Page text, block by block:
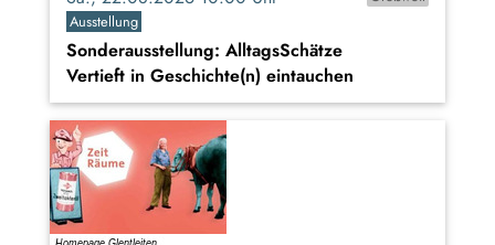
Ausstellung
Sonderausstellung: AlltagsSchätze
Vertieft in Geschichte(n) eintauchen